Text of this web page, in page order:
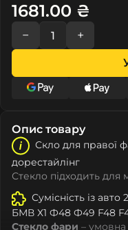
1681.00 ₴
− +
Опис товару
Скло для правої
дорестайлінг
Стекло підходить для
Сумісність із авто
БМВ Х1 Ф48 Ф49 F48
Стекло фари – умовна